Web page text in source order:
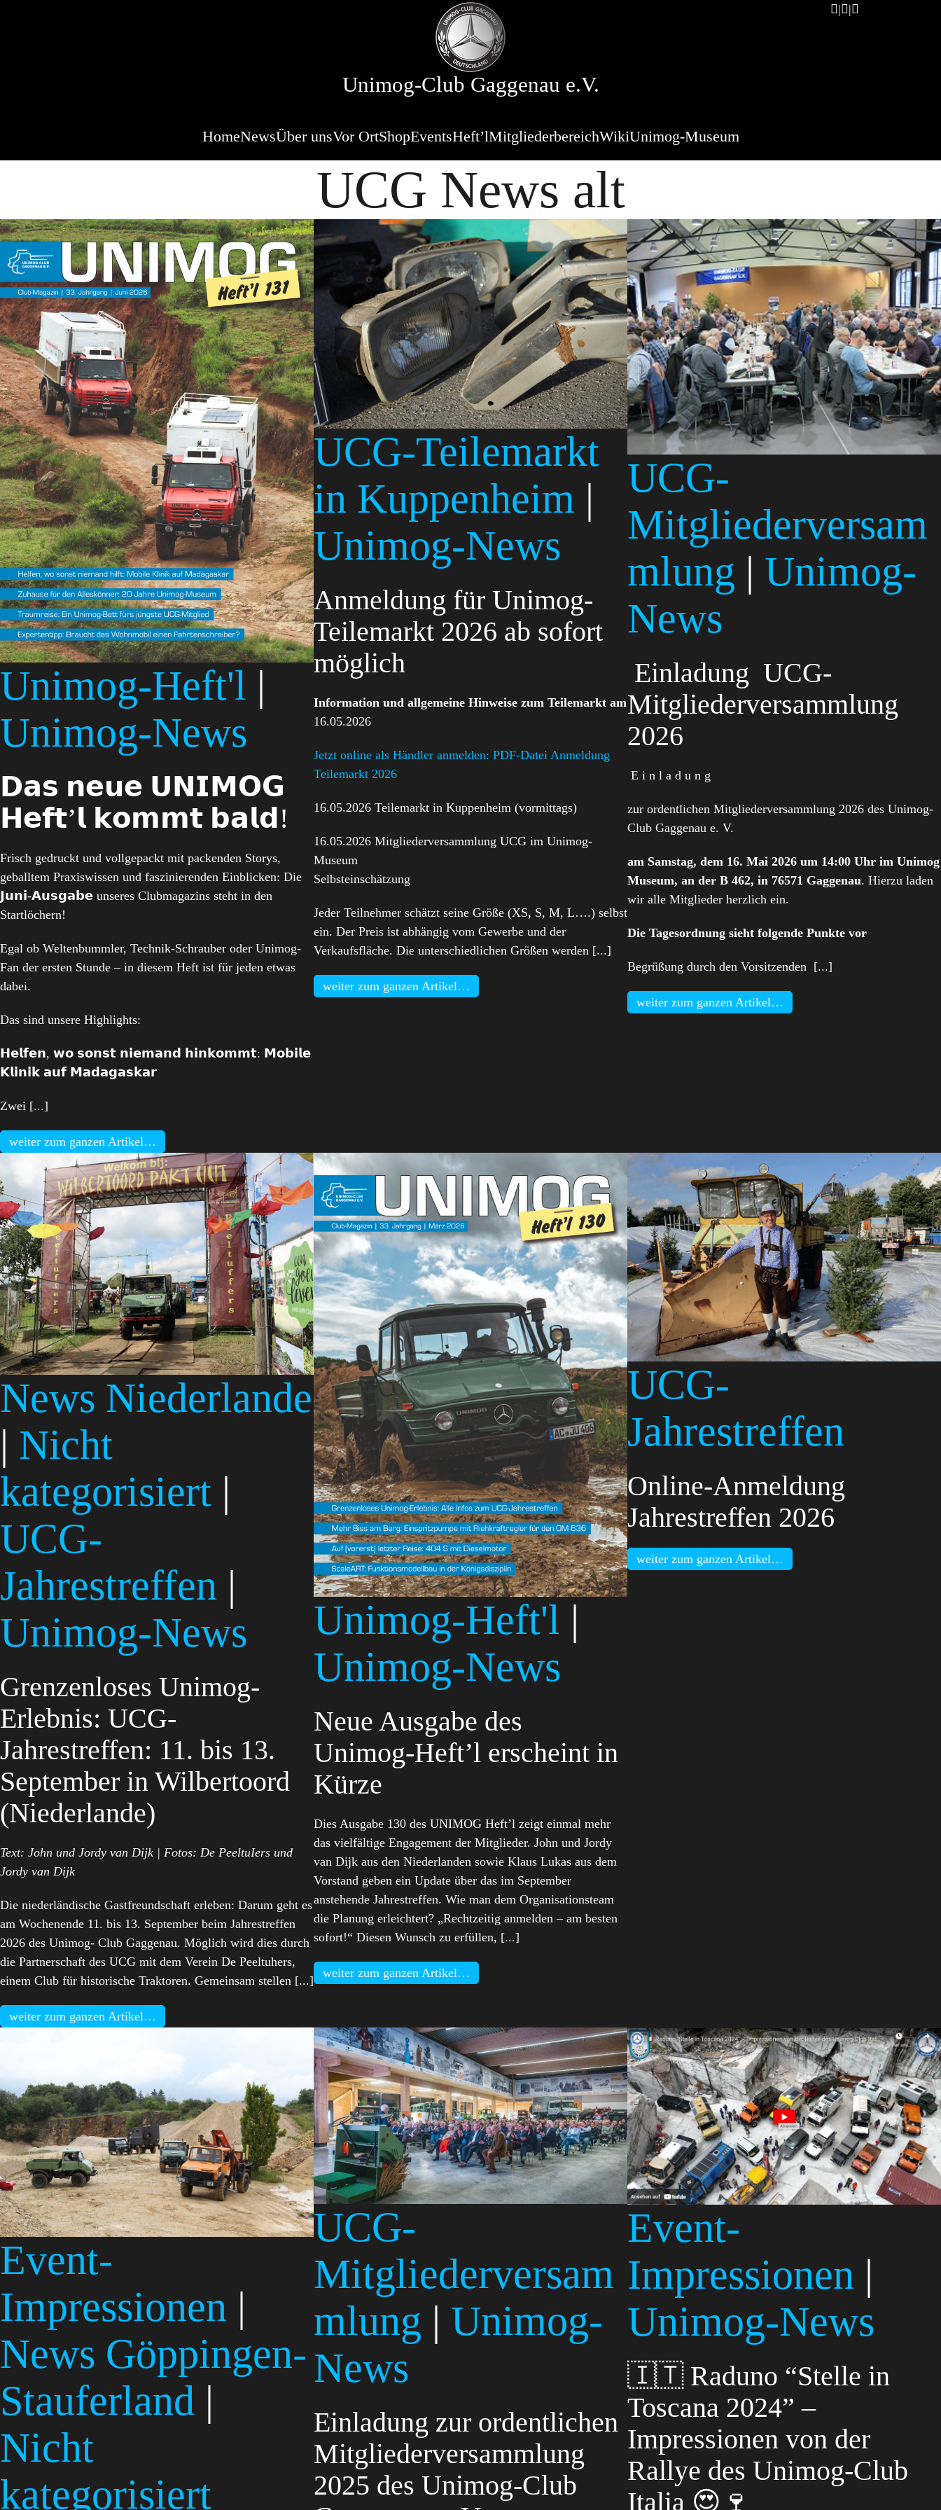
Unimog-Club Gaggenau e.V.
HomeNewsÜber unsVor OrtShopEventsHeft’lMitgliederbereichWikiUnimog-Museum
UCG News alt
Unimog-Heft'l |
Unimog-News
𝗗𝗮𝘀 𝗻𝗲𝘂𝗲 𝗨𝗡𝗜𝗠𝗢𝗚
𝗛𝗲𝗳𝘁’𝗹 𝗸𝗼𝗺𝗺𝘁 𝗯𝗮𝗹𝗱!
Frisch gedruckt und vollgepackt mit packenden Storys,
geballtem Praxiswissen und faszinierenden Einblicken: Die
𝗝𝘂𝗻𝗶-𝗔𝘂𝘀𝗴𝗮𝗯𝗲 unseres Clubmagazins steht in den
Startlöchern!
Egal ob Weltenbummler, Technik-Schrauber oder Unimog-
Fan der ersten Stunde – in diesem Heft ist für jeden etwas
dabei.
Das sind unsere Highlights:
𝗛𝗲𝗹𝗳𝗲𝗻, 𝘄𝗼 𝘀𝗼𝗻𝘀𝘁 𝗻𝗶𝗲𝗺𝗮𝗻𝗱 𝗵𝗶𝗻𝗸𝗼𝗺𝗺𝘁: 𝗠𝗼𝗯𝗶𝗹𝗲
𝗞𝗹𝗶𝗻𝗶𝗸 𝗮𝘂𝗳 𝗠𝗮𝗱𝗮𝗴𝗮𝘀𝗸𝗮𝗿
Zwei [...]
weiter zum ganzen Artikel…
UCG-Teilemarkt
in Kuppenheim |
Unimog-News
Anmeldung für Unimog-
Teilemarkt 2026 ab sofort
möglich
Information und allgemeine Hinweise zum Teilemarkt am
16.05.2026
Jetzt online als Händler anmelden: PDF-Datei Anmeldung
Teilemarkt 2026
16.05.2026 Teilemarkt in Kuppenheim (vormittags)
16.05.2026 Mitgliederversammlung UCG im Unimog-
Museum
Selbsteinschätzung
Jeder Teilnehmer schätzt seine Größe (XS, S, M, L….) selbst
ein. Der Preis ist abhängig vom Gewerbe und der
Verkaufsfläche. Die unterschiedlichen Größen werden [...]
weiter zum ganzen Artikel…
UCG-
Mitgliederversam
mlung | Unimog-
News
Einladung UCG-
Mitgliederversammlung
2026
E i n l a d u n g
zur ordentlichen Mitgliederversammlung 2026 des Unimog-
Club Gaggenau e. V.
am Samstag, dem 16. Mai 2026 um 14:00 Uhr im Unimog
Museum, an der B 462, in 76571 Gaggenau. Hierzu laden
wir alle Mitglieder herzlich ein.
Die Tagesordnung sieht folgende Punkte vor
Begrüßung durch den Vorsitzenden [...]
weiter zum ganzen Artikel…
News Niederlande
| Nicht
kategorisiert |
UCG-
Jahrestreffen |
Unimog-News
Grenzenloses Unimog-
Erlebnis: UCG-
Jahrestreffen: 11. bis 13.
September in Wilbertoord
(Niederlande)
Text: John und Jordy van Dijk | Fotos: De PeeltuIers und
Jordy van Dijk
Die niederländische Gastfreundschaft erleben: Darum geht es
am Wochenende 11. bis 13. September beim Jahrestreffen
2026 des Unimog- Club Gaggenau. Möglich wird dies durch
die Partnerschaft des UCG mit dem Verein De Peeltuhers,
einem Club für historische Traktoren. Gemeinsam stellen [...]
weiter zum ganzen Artikel…
Unimog-Heft'l |
Unimog-News
Neue Ausgabe des
Unimog-Heft’l erscheint in
Kürze
Dies Ausgabe 130 des UNIMOG Heft’l zeigt einmal mehr
das vielfältige Engagement der Mitglieder. John und Jordy
van Dijk aus den Niederlanden sowie Klaus Lukas aus dem
Vorstand geben ein Update über das im September
anstehende Jahrestreffen. Wie man dem Organisationsteam
die Planung erleichtert? „Rechtzeitig anmelden – am besten
sofort!“ Diesen Wunsch zu erfüllen, [...]
weiter zum ganzen Artikel…
UCG-
Jahrestreffen
Online-Anmeldung
Jahrestreffen 2026
weiter zum ganzen Artikel…
Event-
Impressionen |
News Göppingen-
Stauferland |
Nicht
kategorisiert
UCG-
Mitgliederversam
mlung | Unimog-
News
Einladung zur ordentlichen
Mitgliederversammlung
2025 des Unimog-Club
Event-
Impressionen |
Unimog-News
🇮🇹 Raduno “Stelle in
Toscana 2024” –
Impressionen von der
Rallye des Unimog-Club
Italia 😍🍷